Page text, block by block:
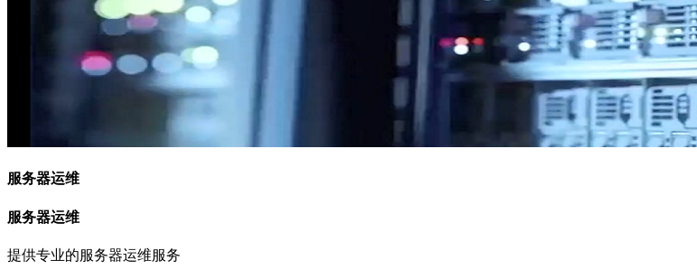
服务器运维
服务器运维
提供专业的服务器运维服务